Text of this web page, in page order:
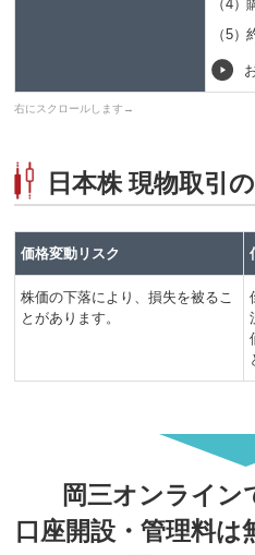
（4）
（5）
日本株 現物取引
価格変動リスク
株価の下落により、損失を被るこ
とがあります。
岡三オンライン
口座開設・管理料